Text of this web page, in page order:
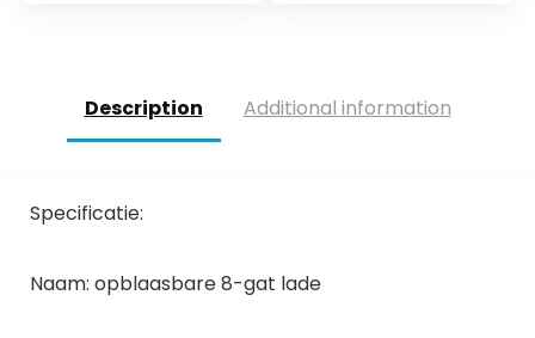
Description Additional information
Specificatie:
Naam: opblaasbare 8-gat lade